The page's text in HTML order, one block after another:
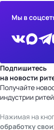
Мы в
Подпишитесь
на новости
Получайте
индустрии
Нажимая на
обработку